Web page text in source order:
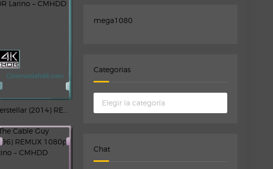
Interstellar (2014) REMUX [IMAX] 4K HDR Larino – CMHDD
mega1080
Categorias
Categorias
Chat